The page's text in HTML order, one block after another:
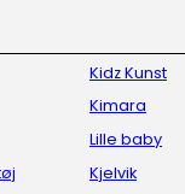
Kidz Kunst
Kimara
Lille baby
Kjelvik